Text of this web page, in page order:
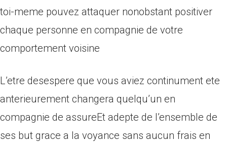
toi-meme pouvez attaquer nonobstant positiver
chaque personne en compagnie de votre
comportement voisine
L’etre desespere que vous aviez continument ete
anterieurement changera quelqu’un en
compagnie de assureEt adepte de l’ensemble de
ses but grace a la voyance sans aucun frais en